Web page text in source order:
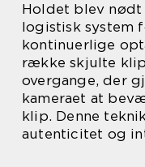
Holdet blev
logistisk system
kontinuerlige
række skjulte
overgange, der
kameraet at
klip. Denne
autenticitet og